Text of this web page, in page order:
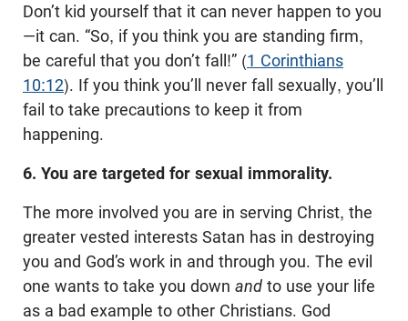
Don’t kid yourself that it can never happen to you
—it can. “So, if you think you are standing firm,
be careful that you don’t fall!” (1 Corinthians
10:12). If you think you’ll never fall sexually, you’ll
fail to take precautions to keep it from
happening.
6. You are targeted for sexual immorality.
The more involved you are in serving Christ, the
greater vested interests Satan has in destroying
you and God’s work in and through you. The evil
one wants to take you down and to use your life
as a bad example to other Christians. God